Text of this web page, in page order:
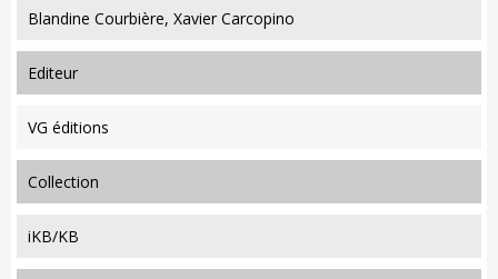
Blandine Courbière, Xavier Carcopino
editeur
VG éditions
collection
iKB/KB